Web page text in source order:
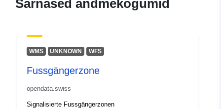
Sarnased andmekogumid
WMS UNKNOWN WFS
Fussgängerzone
opendata.swiss
Signalisierte Fussgängerzonen